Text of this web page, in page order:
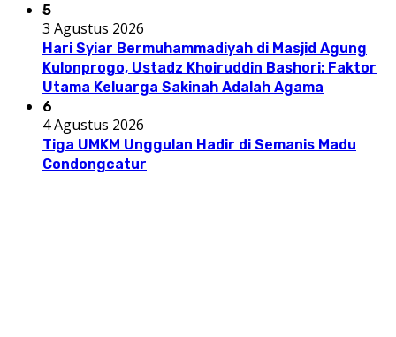
5
3 Agustus 2026
Hari Syiar Bermuhammadiyah di Masjid Agung
Kulonprogo, Ustadz Khoiruddin Bashori: Faktor
Utama Keluarga Sakinah Adalah Agama
6
4 Agustus 2026
Tiga UMKM Unggulan Hadir di Semanis Madu
Condongcatur